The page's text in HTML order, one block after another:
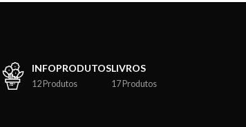
INFOPRODUTOS
12 Produtos
LIVROS
17 Produtos